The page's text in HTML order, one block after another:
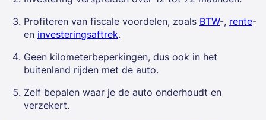
Profiteren van fiscale voordelen, zoals BTW-, rente-
en investeringsaftrek.
Geen kilometerbeperkingen, dus ook in het
buitenland rijden met de auto.
Zelf bepalen waar je de auto onderhoudt en
verzekert.